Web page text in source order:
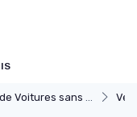
sans Permis